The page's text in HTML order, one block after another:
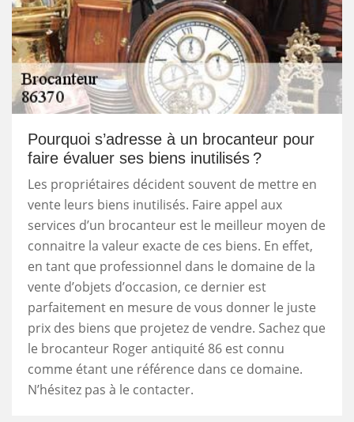
Pourquoi s’adresse à un brocanteur pour
faire évaluer ses biens inutilisés ?
Les propriétaires décident souvent de mettre en
vente leurs biens inutilisés. Faire appel aux
services d’un brocanteur est le meilleur moyen de
connaitre la valeur exacte de ces biens. En effet,
en tant que professionnel dans le domaine de la
vente d’objets d’occasion, ce dernier est
parfaitement en mesure de vous donner le juste
prix des biens que projetez de vendre. Sachez que
le brocanteur Roger antiquité 86 est connu
comme étant une référence dans ce domaine.
N’hésitez pas à le contacter.